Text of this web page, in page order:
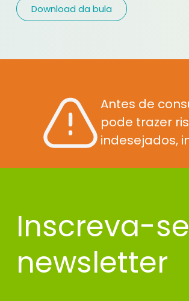
Download da bula
Antes de
pode trazer
indesejados,
Inscreva-
newsletter